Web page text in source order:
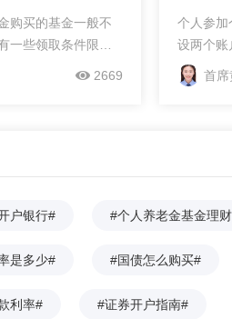
购买的基金一般不
一些领取条件限
赎的。[图片1]个人
规则1.需满足领取条
2669
个人参加
设两个账
通过国
国人社
资金账户
品。个人
商业银行
公司的养
首席
户银行# #个人养老金基金理
是多少# #国债怎么购买#
利率# #证券开户指南#